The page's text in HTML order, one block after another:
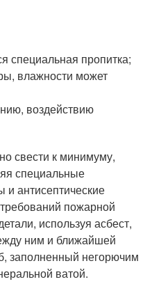
специальная пропитка;
влажности может
воздействию
свести к минимуму,
специальные
антисептические
пожарной
используя асбест,
ним и ближайшей
заполненный негорючим
ватой.